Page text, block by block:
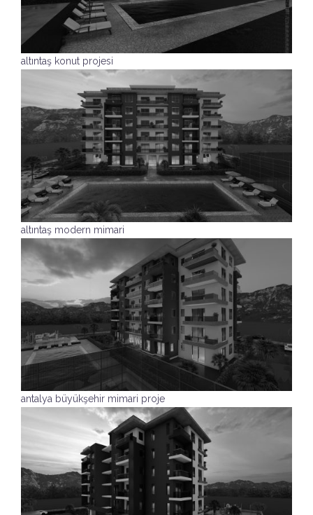
altıntaş konut projesi
altıntaş modern mimari
antalya büyükşehir mimari proje